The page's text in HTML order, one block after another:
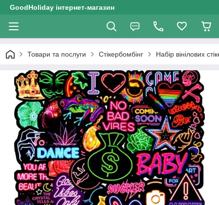
GoodHoliday інтернет-магазин
Товари та послуги Стікербомбінг Набір вінілових